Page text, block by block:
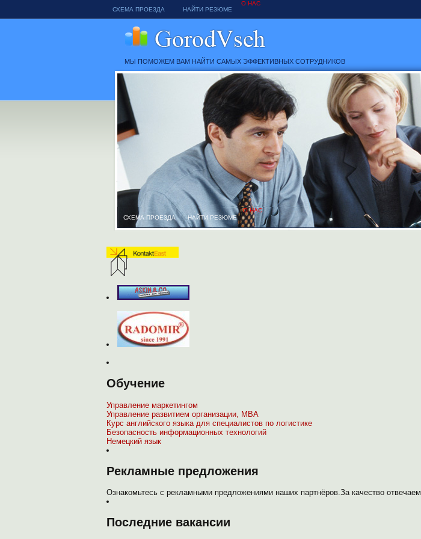
СХЕМА ПРОЕЗДА
О НАС
НАЙТИ РЕЗЮМЕ
МЫ ПОМОЖЕМ ВАМ НАЙТИ САМЫХ ЭФФЕКТИВНЫХ СОТРУДНИКОВ
СХЕМА ПРОЕЗДА
О НАС
НАЙТИ РЕЗЮМЕ
Обучение
Управление маркетингом
Управление развитием организации, МВА
Курс английского языка для специалистов по логистике
Безопасность информационных технологий
Немецкий язык
Рекламные предложения
Ознакомьтесь с рекламными предложениями наших партнёров.За качество отвечаем.
Последние вакансии